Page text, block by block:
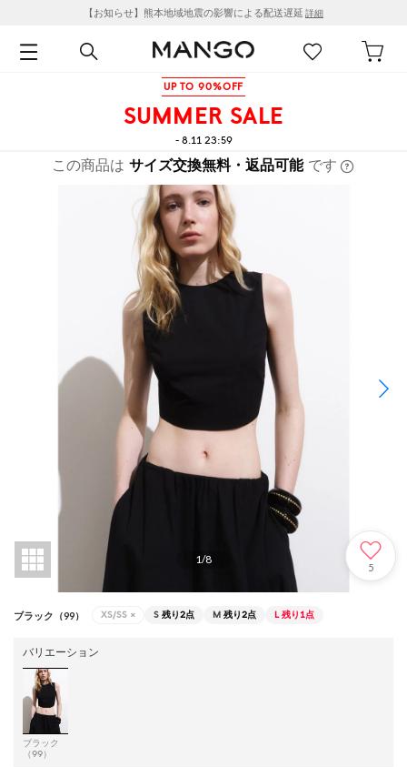
【お知らせ】熊本地域地震の影響による配送遅延 詳細
UP TO 90%OFF
SUMMER SALE
- 8.11 23:59
この商品は サイズ交換無料・返品可能 です
1/8
5
ブラック（99） XS/SS × S 残り2点 M 残り2点 L 残り1点
バリエーション
ブラック
（99）